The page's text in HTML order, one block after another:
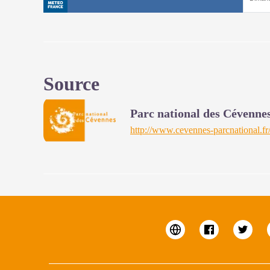
Source
Parc national des
http://www.cevennes-parcnational.fr/